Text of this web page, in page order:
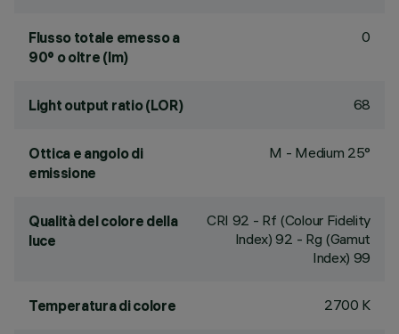
Flusso totale emesso a
90° o oltre (lm)
0
Light output ratio (LOR) 68
Ottica e angolo di
emissione
M - Medium 25°
Qualità del colore della
luce
CRI 92 - Rf (Colour Fidelity
Index) 92 - Rg (Gamut
Index) 99
Temperatura di colore 2700 K